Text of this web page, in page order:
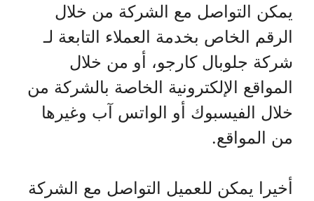
يمكن التواصل مع الشركة من خلال
الرقم الخاص بخدمة العملاء التابعة لـ
شركة جلوبال كارجو، أو من خلال
المواقع الإلكترونية الخاصة بالشركة من
خلال الفيسبوك أو الواتس آب وغيرها
من المواقع.
أخيرا يمكن للعميل التواصل مع الشركة